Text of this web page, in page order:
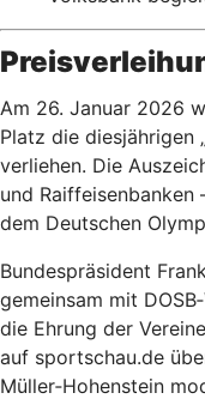
Am 26. Januar 2026
Platz die diesjährigen
verliehen. Die
und Raiffeisenbanken
dem Deutschen
Bundespräsident
gemeinsam mit
die Ehrung der
auf sportschau.de
Müller‑Hohenstein